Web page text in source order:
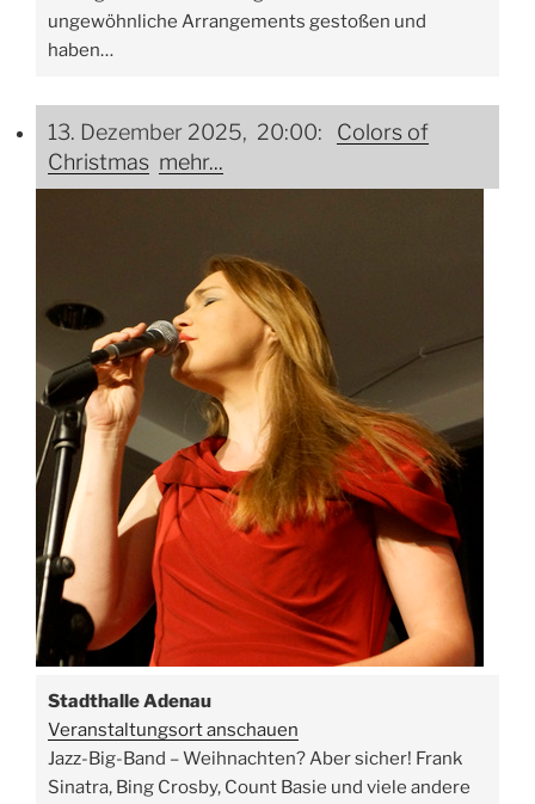
ungewöhnliche Arrangements gestoßen und
haben…
13. Dezember 2025, 20:00: Colors of
Christmas mehr...
Stadthalle Adenau
Veranstaltungsort anschauen
Jazz-Big-Band – Weihnachten? Aber sicher! Frank
Sinatra, Bing Crosby, Count Basie und viele andere